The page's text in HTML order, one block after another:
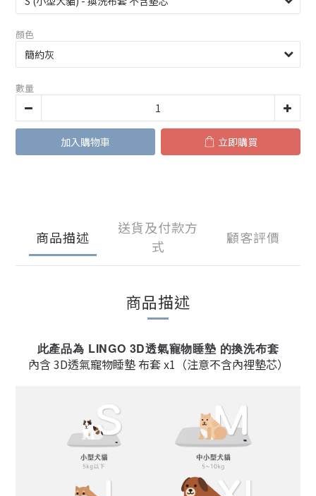
顏色
數量
加入購物車 立即購買
商品描述
送貨及付款方
式
顧客評價
商品描述
此產品為 LINGO 3D透氣寵物睡墊 的換洗布套
內含 3D透氣寵物睡墊 布套 x1（注意不含內裡墊芯）